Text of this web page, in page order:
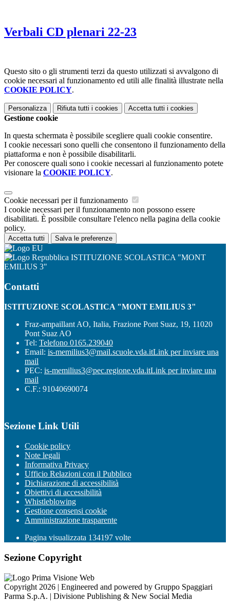
Verbali CD plenari 22-23
Questo sito o gli strumenti terzi da questo utilizzati si avvalgono di
cookie necessari al funzionamento ed utili alle finalità illustrate nella
COOKIE POLICY.
Personalizza Rifiuta tutti i cookies Accetta tutti i cookies
Gestione cookie
In questa schermata è possibile scegliere quali cookie consentire.
I cookie necessari sono quelli che consentono il funzionamento della
piattaforma e non è possibile disabilitarli.
Per conoscere quali sono i cookie necessari al funzionamento potete
visionare la COOKIE POLICY.
Cookie necessari per il funzionamento
I cookie necessari per il funzionamento non possono essere
disabilitati. È possibile consultare l'elenco nella pagina della cookie
policy.
Accetta tutti Salva le preferenze
ISTITUZIONE SCOLASTICA "MONT
EMILIUS 3"
Contatti
ISTITUZIONE SCOLASTICA "MONT EMILIUS 3"
Fraz-ampaillant AO, Italia, Frazione Pont Suaz, 19, 11020
Pont Suaz AO
Tel: Telefono 0165.239040
Email: is-memilius3@mail.scuole.vda.itLink per inviare una
mail
PEC: is-memilius3@pec.regione.vda.itLink per inviare una
mail
C.F.: 91040690074
Sezione Link Utili
Cookie policy
Note legali
Informativa Privacy
Ufficio Relazioni con il Pubblico
Dichiarazione di accessibilità
Obiettivi di accessibilità
Whistleblowing
Gestione consensi cookie
Amministrazione trasparente
Pagina visualizzata 134197 volte
Sezione Copyright
Copyright 2026 | Engineered and powered by Gruppo Spaggiari
Parma S.p.A. | Divisione Publishing & New Social Media